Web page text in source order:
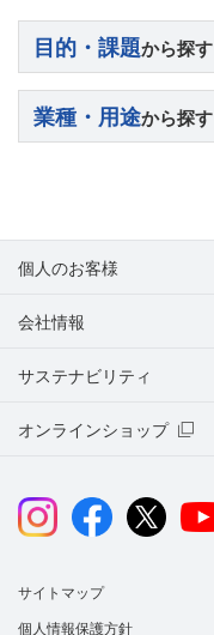
目的・課題から探す
業種・用途から探す
個人のお客様
会社情報
サステナビリティ
オンラインショップ
サイトマップ
個人情報保護方針